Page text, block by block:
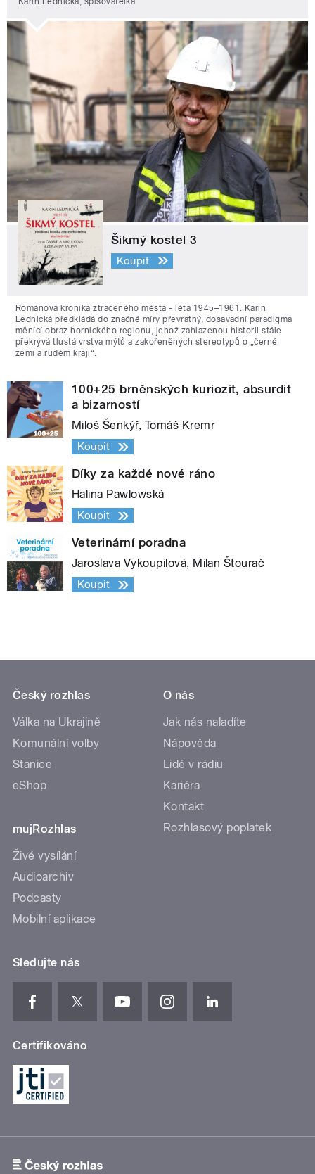
Šikmý kostel 3
Koupit
Románová kronika ztraceného města - léta 1945–1961. Karin
Lednická předkládá do značné míry převratný, dosavadní paradigma
měnící obraz hornického regionu, jehož zahlazenou historii stále
překrývá tlustá vrstva mýtů a zakořeněných stereotypů o „černé
zemi a rudém kraji“.
100+25 brněnských kuriozit, absurdit
a bizarností
Miloš Šenkýř, Tomáš Kremr
Koupit
Díky za každé nové ráno
Halina Pawlowská
Koupit
Veterinární poradna
Jaroslava Vykoupilová, Milan Štourač
Koupit
Český rozhlas
Válka na Ukrajině
Komunální volby
Stanice
eShop
mujRozhlas
Živé vysílání
Audioarchiv
Podcasty
Mobilní aplikace
O nás
Jak nás naladíte
Nápověda
Lidé v rádiu
Kariéra
Kontakt
Rozhlasový poplatek
Sledujte nás
Certifikováno